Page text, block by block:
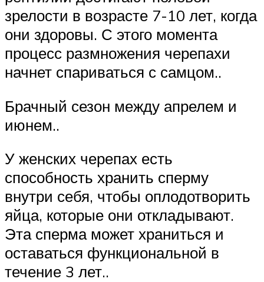
зрелости в возрасте 7-10 лет, когда
они здоровы. С этого момента
процесс размножения черепахи
начнет спариваться с самцом..
Брачный сезон между апрелем и
июнем..
У женских черепах есть
способность хранить сперму
внутри себя, чтобы оплодотворить
яйца, которые они откладывают.
Эта сперма может храниться и
оставаться функциональной в
течение 3 лет..